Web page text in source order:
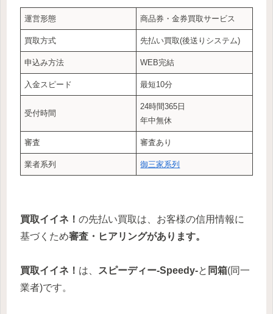
運営形態 商品券・金券買取サービス
買取方式 先払い買取(後送りシステム)
申込み方法 WEB完結
入金スピード 最短10分
受付時間
24時間365日
年中無休
審査 審査あり
業者系列 御三家系列
買取イイネ！ の先払い買取は、お客様の信用情報に
基づくため審査・ヒアリングがあります。
買取イイネ！ は、 スピーディー-Speedy-と 同箱(同一
業者)です。